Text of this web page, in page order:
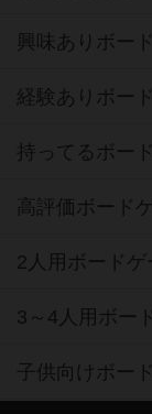
興味ありボー
経験ありボー
持ってるボー
高評価ボード
2人用ボード
3～4人用ボー
子供向けボー